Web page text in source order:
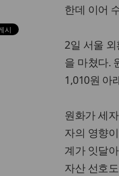
한데 이어
2일 서울
을 마쳤다.
1,010원 아
원화가 세
자의 영향
계가 잇달
자산 선호